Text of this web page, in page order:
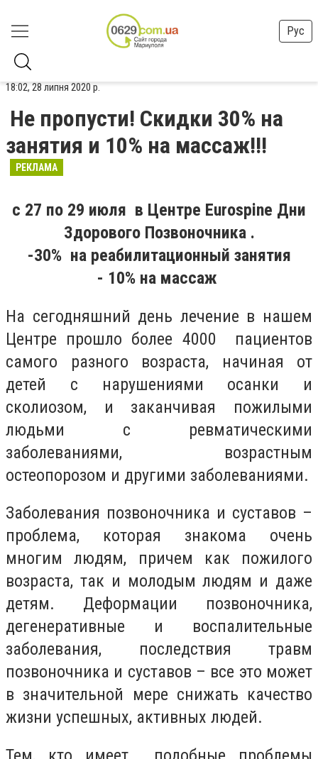
Рус
18:02, 28 липня 2020 р.
Не пропусти! Скидки 30% на
занятия и 10% на массаж!!!
РЕКЛАМА
c 27 по 29 июля в Центре Eurospine Дни
Здорового Позвоночника .
-30% на реабилитационный занятия
- 10% на массаж
На сегодняшний день лечение в нашем
Центре прошло более 4000 пациентов
самого разного возраста, начиная от
детей с нарушениями осанки и
сколиозом, и заканчивая пожилыми
людьми с ревматическими
заболеваниями, возрастным
остеопорозом и другими заболеваниями.
Заболевания позвоночника и суставов –
проблема, которая знакома очень
многим людям, причем как пожилого
возраста, так и молодым людям и даже
детям. Деформации позвоночника,
дегенеративные и воспалительные
заболевания, последствия травм
позвоночника и суставов – все это может
в значительной мере снижать качество
жизни успешных, активных людей.